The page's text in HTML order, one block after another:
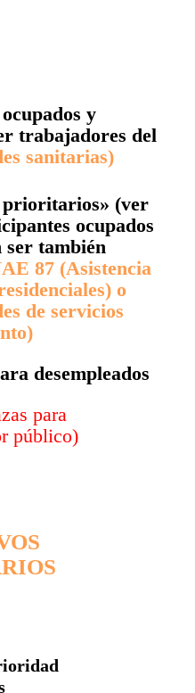
y
trabajadores del
sanitarias)
prioritarios» (ver
ocupados
ser también
87 (Asistencia
o
de servicios
desempleados
para
público)